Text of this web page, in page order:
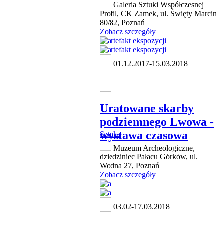
Galeria Sztuki Współczesnej
Profil, CK Zamek, ul. Święty Marcin
80/82, Poznań
Zobacz szczegóły
01.12.2017-15.03.2018
Uratowane skarby
podziemnego Lwowa -
wystawa czasowa
Sztuka
Muzeum Archeologiczne,
dziedziniec Pałacu Górków, ul.
Wodna 27, Poznań
Zobacz szczegóły
03.02-17.03.2018